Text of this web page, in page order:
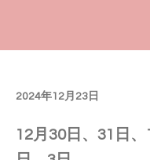
2024年12月23日
12月30日、31日